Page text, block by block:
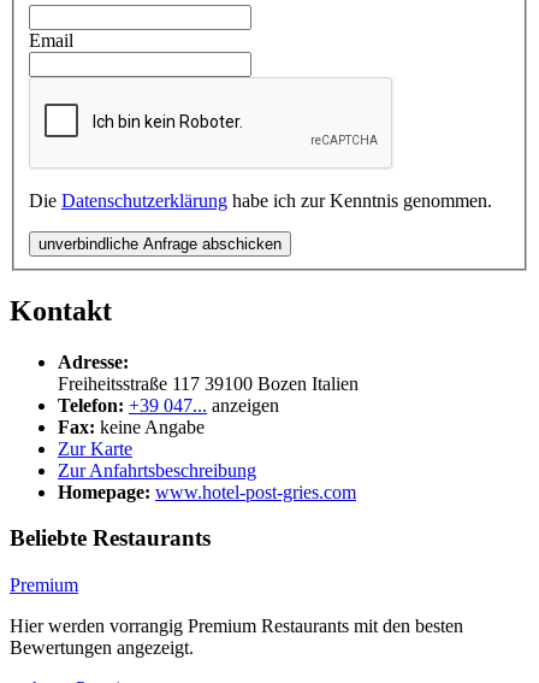
Email
Die Datenschutzerklärung habe ich zur Kenntnis genommen.
unverbindliche Anfrage abschicken
Kontakt
Adresse:
Freiheitsstraße 117 39100 Bozen Italien
Telefon: +39 047... anzeigen
Fax: keine Angabe
Zur Karte
Zur Anfahrtsbeschreibung
Homepage: www.hotel-post-gries.com
Beliebte Restaurants
Premium
Hier werden vorrangig Premium Restaurants mit den besten
Bewertungen angezeigt.